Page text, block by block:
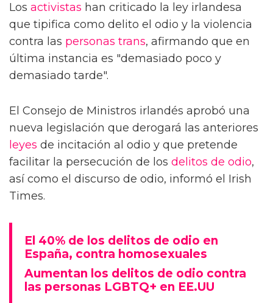
Los activistas han criticado la ley irlandesa
que tipifica como delito el odio y la violencia
contra las personas trans, afirmando que en
última instancia es "demasiado poco y
demasiado tarde".
El Consejo de Ministros irlandés aprobó una
nueva legislación que derogará las anteriores
leyes de incitación al odio y que pretende
facilitar la persecución de los delitos de odio,
así como el discurso de odio, informó el Irish
Times.
El 40% de los delitos de odio en
España, contra homosexuales
Aumentan los delitos de odio contra
las personas LGBTQ+ en EE.UU